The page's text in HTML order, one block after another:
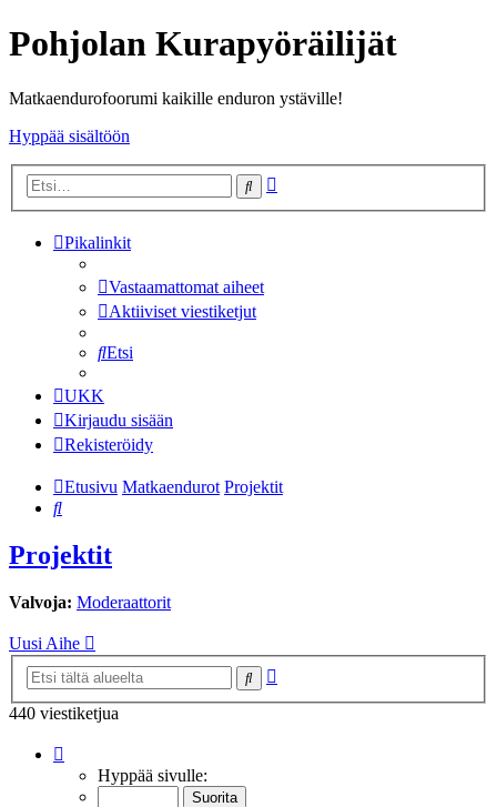
Pohjolan Kurapyöräilijät
Matkaendurofoorumi kaikille enduron ystäville!
Hyppää sisältöön
Etsi
Pikalinkit
Vastaamattomat aiheet
Aktiiviset viestiketjut
Etsi
UKK
Kirjaudu sisään
Rekisteröidy
Etusivu Matkaendurot Projektit
Etsi
Projektit
Valvoja: Moderaattorit
Uusi Aihe
Etsi
440 viestiketjua
9 Hyppää sivulle: